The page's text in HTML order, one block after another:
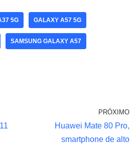
5G GALAXY A57 5G
SAMSUNG GALAXY A57
PRÓXIMO
Huawei Mate 80 Pro,
smartphone de alto